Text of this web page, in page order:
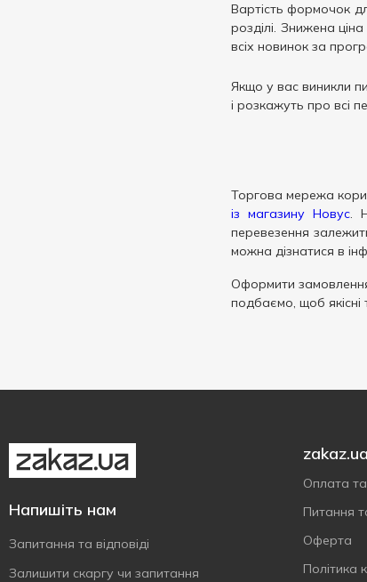
Вартість формочок
розділі. Знижена
всіх новинок за
Якщо у вас виникли
і розкажуть про всі
Торгова мережа
із магазину Новус.
перевезення
можна дізнатися в
Оформити
подбаємо, щоб
Напишіть нам
Запитання та відповіді
Залишити скаргу чи запитання
zakaz.ua
Оплата
Питання
Оферта
Політика